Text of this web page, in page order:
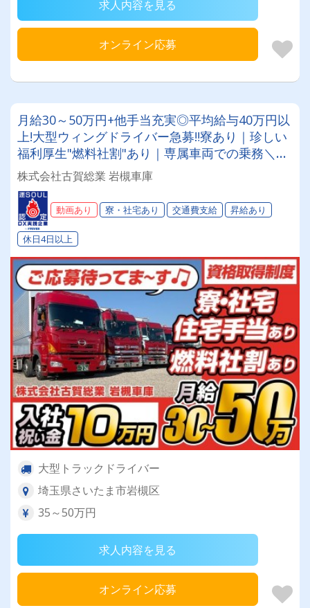
求人内容を見る
オンライン応募
月給30～50万円+他手当充実◎平均給与40万円以
上!大型ウィングドライバー急募‼寮あり｜珍しい
福利厚生"燃料社割"あり｜専属車両での乗務＼長
く安定して働ける環境づくりに努めています／
株式会社古賀総業 岩槻車庫
動画あり 寮・社宅あり 交通費支給 昇給あり
休日4日以上
大型トラックドライバー
埼玉県さいたま市岩槻区
35～50万円
求人内容を見る
オンライン応募